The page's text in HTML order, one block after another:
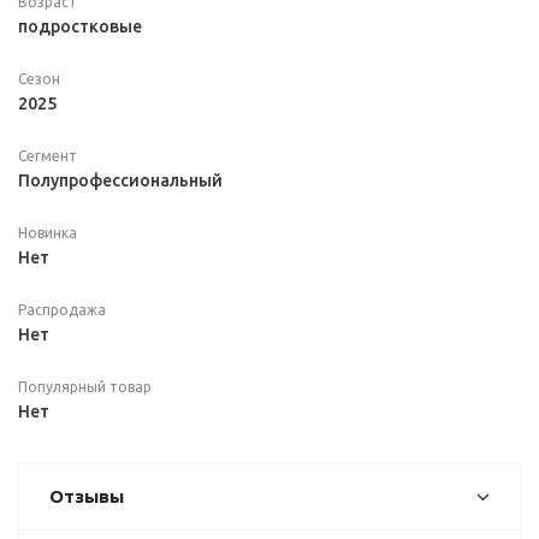
подростковые
Сезон
2025
Сегмент
Полупрофессиональный
Новинка
Нет
Распродажа
Нет
Популярный товар
Нет
Отзывы